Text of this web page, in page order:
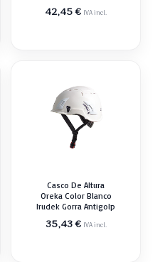
42,45€ IVA incl.
Casco De Altura
Oreka Color Blanco
Irudek Gorra Antigolp
35,43€ IVA incl.